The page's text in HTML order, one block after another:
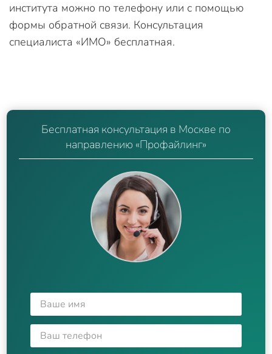
института можно по телефону или с помощью
формы обратной связи. Консультация
специалиста «ИМО» бесплатная.
Бесплатная консультация в Москве по
направлению «Профайлинг»